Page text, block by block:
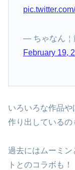
— ちゃなん￤
February 19,
いろいろな作品
作り出しているの
過去にはムーミン
トとのコラボも！